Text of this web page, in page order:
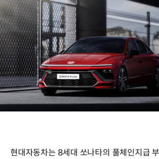
현대자동차는 8세대 쏘나타의 풀체인지급